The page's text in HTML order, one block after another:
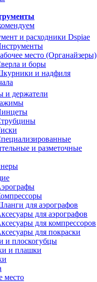
и расходники Dspiae
место (Органайзеры)
и боры
и надфиля
и держатели
и разметочные
для аэрографов
для аэрографов
для компрессоров
для покраски
и плоскогубцы
и плашки
место